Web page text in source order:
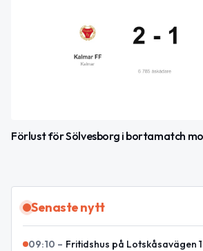
Förlust för Sölvesborg i bortamatch
Senaste nytt
09:10 – Fritidshus på Lotskåsavägen